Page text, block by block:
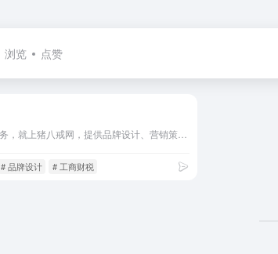
浏览 点赞
# 品牌设计 # 工商财税